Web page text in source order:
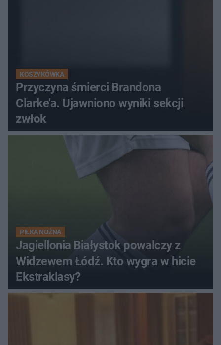
KOSZYKÓWKA
Przyczyna śmierci Brandona
Clarke'a. Ujawniono wyniki sekcji
zwłok
PIŁKA NOŻNA
Jagiellonia Białystok powalczy z
Widzewem Łódź. Kto wygra w hicie
Ekstraklasy?